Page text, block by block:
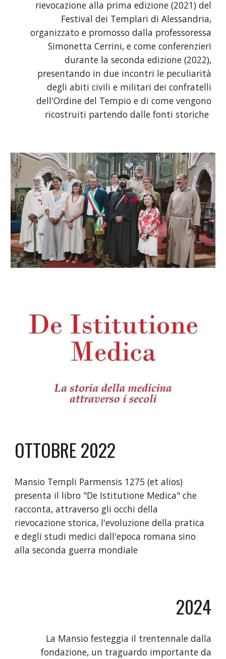
rievocazione alla prima edizione (2021) del
Festival dei Templari di Alessandria,
organizzato e promosso dalla professoressa
Simonetta Cerrini, e come conferenzieri
durante la seconda edizione (2022),
presentando in due incontri le peculiarità
degli abiti civili e militari dei confratelli
dell'Ordine del Tempio e di come vengono
ricostruiti partendo dalle fonti storiche
OTTOBRE 2022
Mansio Templi Parmensis 1275 (et alios)
presenta il libro "De Istitutione Medica" che
racconta, attraverso gli occhi della
rievocazione storica, l'evoluzione della pratica
e degli studi medici dall'epoca romana sino
alla seconda guerra mondiale
2024
La Mansio festeggia il trentennaledalla
fondazione, un traguardo importante da